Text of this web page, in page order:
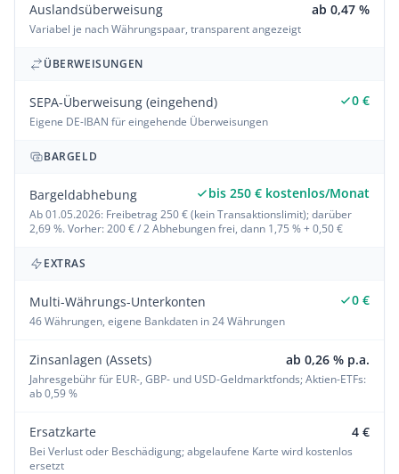
Auslandsüberweisung ab 0,47 %
Variabel je nach Währungspaar, transparent angezeigt
ÜBERWEISUNGEN
SEPA-Überweisung (eingehend) 0 €
Eigene DE-IBAN für eingehende Überweisungen
BARGELD
Bargeldabhebung bis 250 € kostenlos/Monat
Ab 01.05.2026: Freibetrag 250 € (kein Transaktionslimit); darüber
2,69 %. Vorher: 200 € / 2 Abhebungen frei, dann 1,75 % + 0,50 €
EXTRAS
Multi-Währungs-Unterkonten 0 €
46 Währungen, eigene Bankdaten in 24 Währungen
Zinsanlagen (Assets) ab 0,26 % p.a.
Jahresgebühr für EUR-, GBP- und USD-Geldmarktfonds; Aktien-ETFs:
ab 0,59 %
Ersatzkarte 4 €
Bei Verlust oder Beschädigung; abgelaufene Karte wird kostenlos
ersetzt